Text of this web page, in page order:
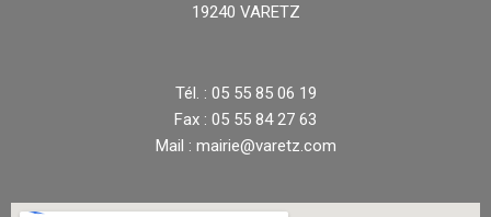
19240 VARETZ
Tél. : 05 55 85 06 19
Fax : 05 55 84 27 63
Mail : mairie@varetz.com